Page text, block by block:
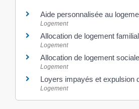
Aide personnalisée au
Logement
Allocation de logement
Logement
Allocation de logement
Logement
Loyers impayés et expulsion
Logement